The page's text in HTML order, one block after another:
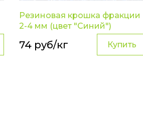
Резиновая крошка фракции
2-4 мм (цвет "Синий")
74 руб/кг Купить